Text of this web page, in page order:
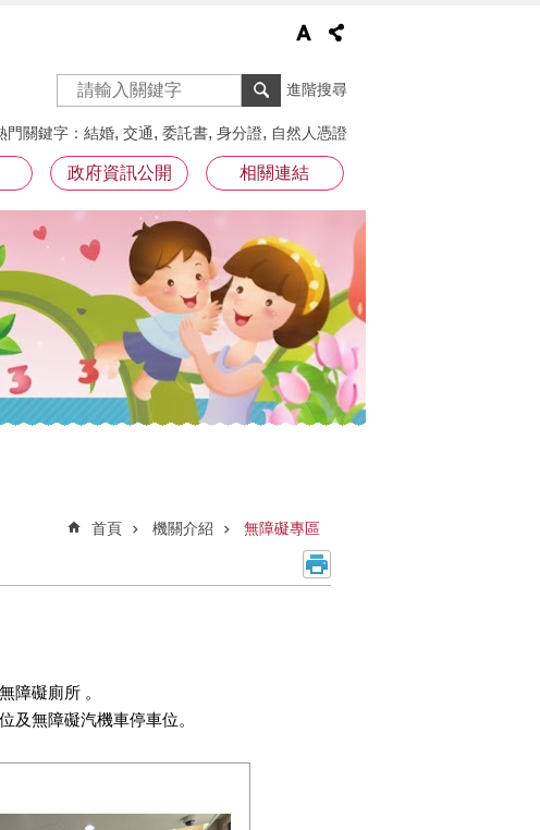
進階搜尋
門關鍵字 結婚 交通 委託書 身分證 自然人憑證
政府資訊公開 相關連結
首頁 機關介紹 無障礙專區
障礙廁所 。
及無障礙汽機車停車位。